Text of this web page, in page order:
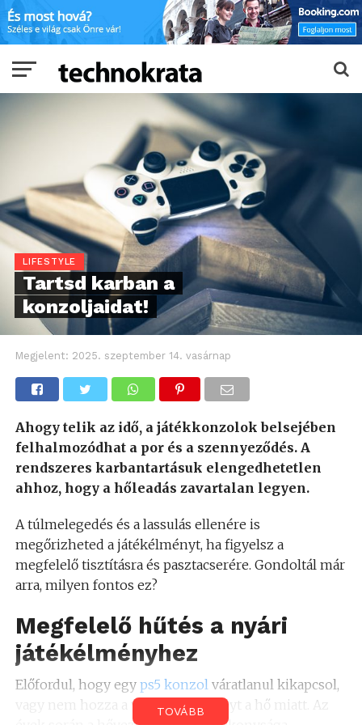
LIFESTYLE
Tartsd karban a
konzoljaidat!
Megjelent: 2025. szeptember 14. vasárnap
Ahogy telik az idő, a játékkonzolok belsejében
felhalmozódhat a por és a szennyeződés. A
rendszeres karbantartásuk elengedhetetlen
ahhoz, hogy a hőleadás zavartalan legyen.
A túlmelegedés és a lassulás ellenére is
megőrizheted a játékélményt, ha figyelsz a
megfelelő tisztításra és pasztacserére. Gondoltál már
arra, milyen fontos ez?
Megfelelő hűtés a nyári
játékélményhez
Előfordul, hogy egy ps5 konzol váratlanul kikapcsol,
vagy nem hozza a várt teljesítményt a hő miatt. Az
TOVÁBB